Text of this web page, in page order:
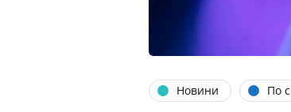
Новини По